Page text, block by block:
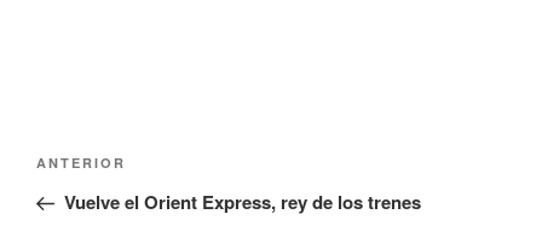
Navegación
entradas
Entrada
anterior:
ANTERIOR
Vuelve el Orient Express, rey de los trenes